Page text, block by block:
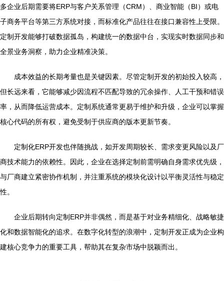
多企业后期需要将ERP与客户关系管理（CRM）、商业智能（BI）或电
子商务平台等第三方系统对接，而标准化产品往往在接口兼容性上受限。
定制开发能够打破数据孤岛，构建统一的数据中台，实现实时数据同步和
全景业务洞察，助力企业精准决策。
成本效益的长期考量也是关键因素。尽管定制开发的初始投入较高，
但长远来看，它能够减少因流程不匹配导致的冗余操作、人工干预和错误
率，从而降低运营成本。定制系统通常更易于维护和升级，企业可以掌握
核心代码的所有权，避免受制于供应商的版本更新节奏。
定制化ERP开发也伴随挑战，如开发周期较长、需求变更风险以及厂
商技术能力的依赖性。因此，企业在选择定制前需明确自身需求优先级，
与厂商建立紧密协作机制，并注重系统的模块化设计以平衡灵活性与稳定
性。
企业后期转向定制ERP并非偶然，而是基于对业务精细化、战略敏捷
化和数据智能化的追求。在数字化转型的浪潮中，定制开发正成为企业构
建核心竞争力的重要工具，帮助其在复杂市场中脱颖而出。